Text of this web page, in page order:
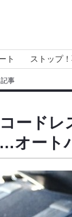
ト ストップ
記事
コード
オート